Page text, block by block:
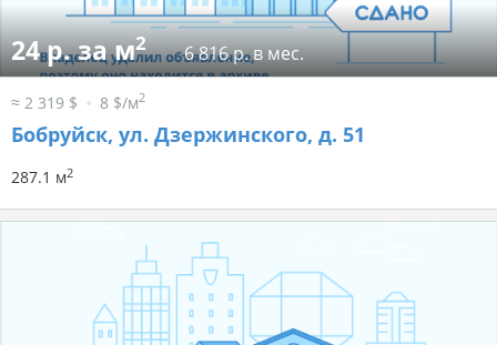
24 р. за м2 6 816 р. в мес.
≈ 2 319 $ 8 $/м2
Бобруйск, ул. Дзержинского, д. 51
287.1 м2